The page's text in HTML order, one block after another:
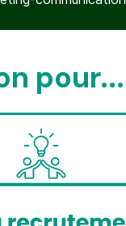
pour...